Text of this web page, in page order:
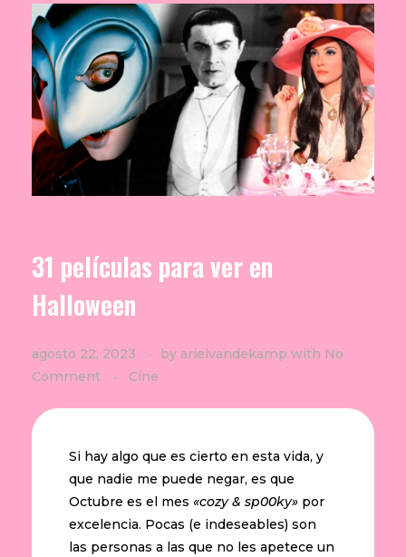
31 películas para ver en
Halloween
agosto 22, 2023 by arielvandekamp with No
Comment
Cine
Si hay algo que es cierto en esta vida, y
que nadie me puede negar, es que
Octubre es el mes «cozy & sp00ky» por
excelencia. Pocas (e indeseables) son
las personas a las que no les apetece un